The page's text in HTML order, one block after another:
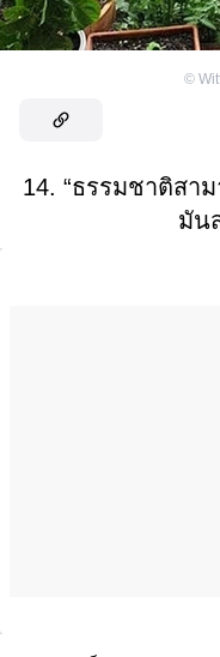
©
14. “ธรรมชาติสา
มัน